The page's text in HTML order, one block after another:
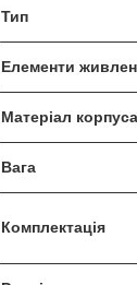
Тип
Елементи
Матеріал корпуса
Вага
Комплектація